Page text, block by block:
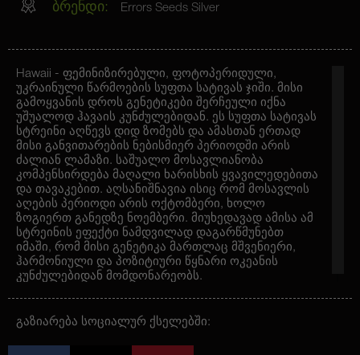
ბრენდი: Errors Seeds Silver
Hawaii - ფემინიზირებული, ფოტოპერიდული,
უკრაინული წარმოების სუფთა სატივას ჯიში. მისი
გამოყვანის დროს გენეტიკები შერჩეული იქნა
უშუალოდ ჰავაის კუნძულებიდან. ეს სუფთა სატივას
სტრეინი აღწევს დიდ ზომებს და ამასთან ერთად
მისი განვითარების ნებისმიერ პერიოდში არის
ძალიან ლამაზი. საშუალო მოსავლიანობა
კომპენსირდება მაღალი ხარისხის ყვავილედებითა
და თავაკებით. აღსანიშნავია ისიც რომ მოსავლის
აღების პერიოდი არის ოქტომბერი, ხოლო
ზოგიერთ განედზე ნოემბერი. მიუხედავად ამისა ამ
სტრეინის ეფექტი ნამდვილად დაგარწმუნებთ
იმაში, რომ მისი გენეტიკა მართლაც მშვენიერი,
ჰარმონიული და პოზიტიური წყნარი ოკეანის
კუნძულებიდან მომდონარეობს.
გაზიარება სოციალურ ქსელებში: